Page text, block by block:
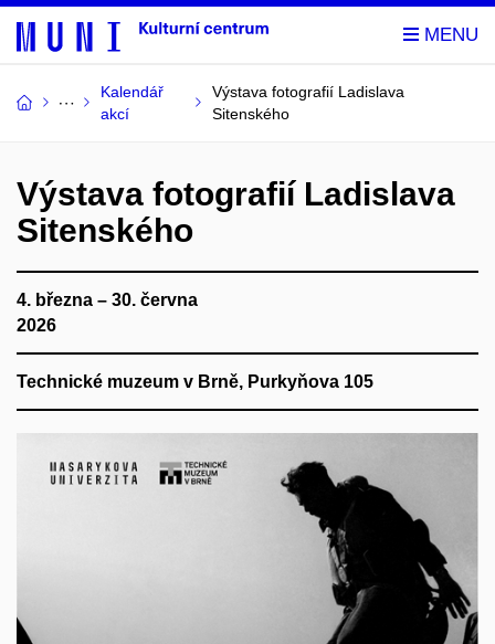
Kalendář
akcí
Výstava fotografií Ladislava
Sitenského
Výstava fotografií Ladislava
Sitenského
4. března – 30. června
2026
Technické muzeum v Brně, Purkyňova 105